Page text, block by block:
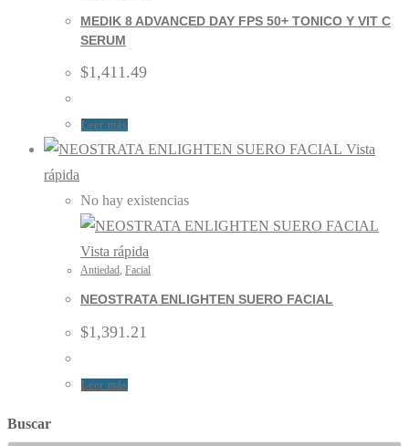
MEDIK 8 ADVANCED DAY FPS 50+ TONICO Y VIT C
SERUM
$1,411.49
Leer más
Vista
rápida
No hay existencias
Vista rápida
Antiedad, Facial
NEOSTRATA ENLIGHTEN SUERO FACIAL
$1,391.21
Leer más
Buscar